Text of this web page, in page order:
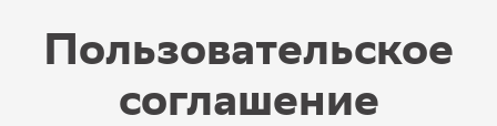
Пользовательское
соглашение